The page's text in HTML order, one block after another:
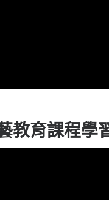
教育課程學